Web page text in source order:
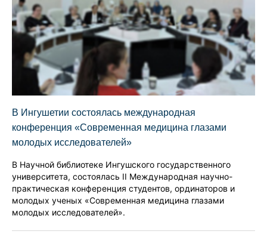
В Ингушетии состоялась международная
конференция «Современная медицина глазами
молодых исследователей»
В Научной библиотеке Ингушского государственного
университета, состоялась II Международная научно-
практическая конференция студентов, ординаторов и
молодых ученых «Современная медицина глазами
молодых исследователей».